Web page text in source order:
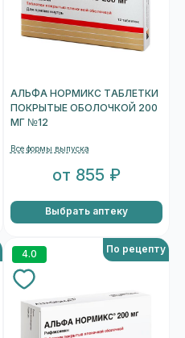
АЛЬФА НОРМИКС ТАБЛЕТКИ
ПОКРЫТЫЕ ОБОЛОЧКОЙ 200
МГ №12
Все формы выпуска
от 855 ₽
Выбрать аптеку
4.0 По рецепту